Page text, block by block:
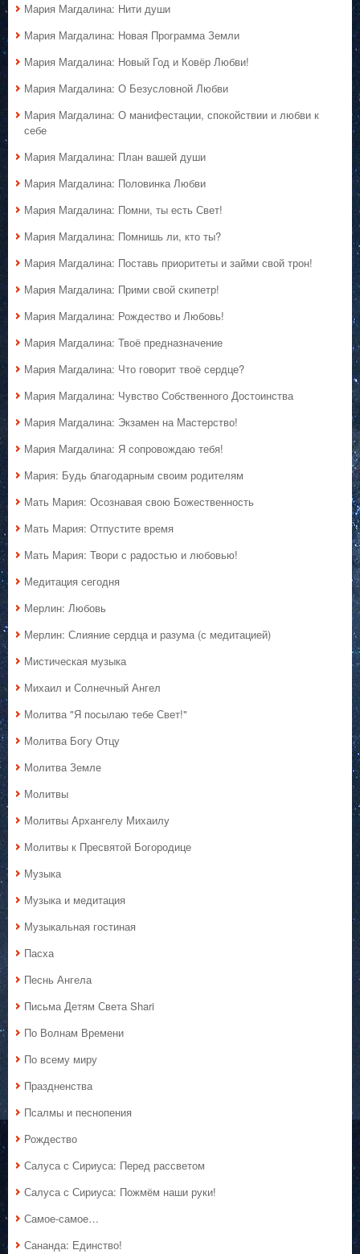
Мария Магдалина: Нити души
Мария Магдалина: Новая Программа Земли
Мария Магдалина: Новый Год и Ковёр Любви!
Мария Магдалина: О Безусловной Любви
Мария Магдалина: О манифестации, спокойствии и любви к
себе
Мария Магдалина: План вашей души
Мария Магдалина: Половинка Любви
Мария Магдалина: Помни, ты есть Свет!
Мария Магдалина: Помнишь ли, кто ты?
Мария Магдалина: Поставь приоритеты и займи свой трон!
Мария Магдалина: Прими свой скипетр!
Мария Магдалина: Рождество и Любовь!
Мария Магдалина: Твоё предназначение
Мария Магдалина: Что говорит твоё сердце?
Мария Магдалина: Чувство Собственного Достоинства
Мария Магдалина: Экзамен на Мастерство!
Мария Магдалина: Я сопровождаю тебя!
Мария: Будь благодарным своим родителям
Мать Мария: Осознавая свою Божественность
Мать Мария: Отпустите время
Мать Мария: Твори с радостью и любовью!
Медитация сегодня
Мерлин: Любовь
Мерлин: Слияние сердца и разума (с медитацией)
Мистическая музыка
Михаил и Солнечный Ангел
Молитва "Я посылаю тебе Свет!"
Молитва Богу Отцу
Молитва Земле
Молитвы
Молитвы Архангелу Михаилу
Молитвы к Пресвятой Богородице
Музыка
Музыка и медитация
Музыкальная гостиная
Пасха
Песнь Ангела
Письма Детям Света Shari
По Волнам Времени
По всему миру
Праздненства
Псалмы и песнопения
Рождество
Салуса с Сириуса: Перед рассветом
Салуса с Сириуса: Пожмём наши руки!
Самое-самое…
Сананда: Единство!